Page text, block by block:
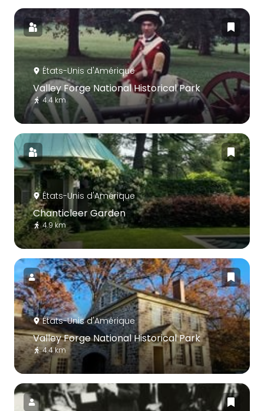
États-Unis d'Amérique
Valley Forge National Historical Park
4.4 km
États-Unis d'Amérique
Chanticleer Garden
4.9 km
États-Unis d'Amérique
Valley Forge National Historical Park
4.4 km